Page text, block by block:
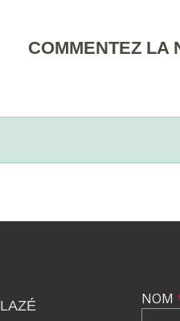
COMMENTEZ LA
NOM